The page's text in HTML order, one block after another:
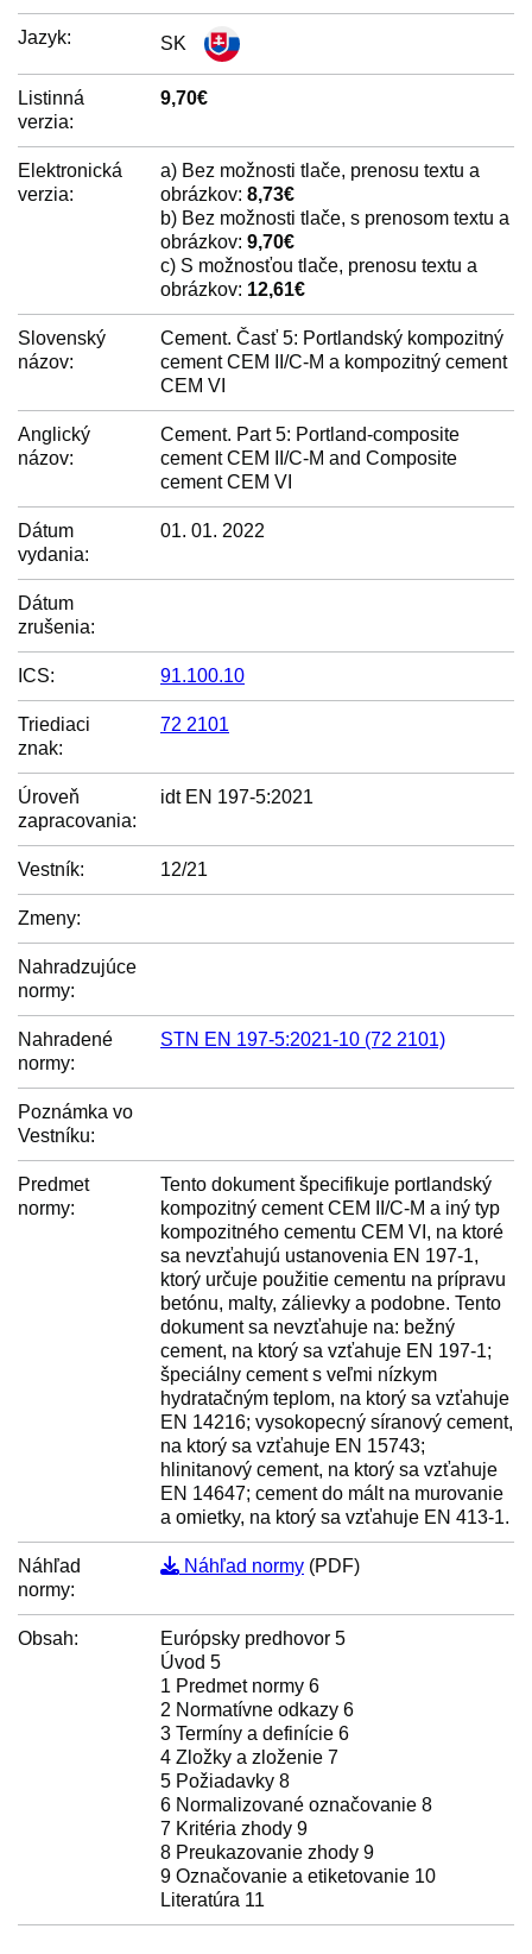
Jazyk: SK
Listinná
verzia:
9,70€
Elektronická
verzia:
a) Bez možnosti tlače, prenosu textu a
obrázkov: 8,73€
b) Bez možnosti tlače, s prenosom textu a
obrázkov: 9,70€
c) S možnosťou tlače, prenosu textu a
obrázkov: 12,61€
Slovenský
názov:
Cement. Časť 5: Portlandský kompozitný
cement CEM II/C-M a kompozitný cement
CEM VI
Anglický
názov:
Cement. Part 5: Portland-composite
cement CEM II/C-M and Composite
cement CEM VI
Dátum
vydania:
01. 01. 2022
Dátum
zrušenia:
ICS: 91.100.10
Triediaci
znak:
72 2101
Úroveň
zapracovania:
idt EN 197-5:2021
Vestník: 12/21
Zmeny:
Nahradzujúce
normy:
Nahradené
normy:
STN EN 197-5:2021-10 (72 2101)
Poznámka vo
Vestníku:
Predmet
normy:
Tento dokument špecifikuje portlandský
kompozitný cement CEM II/C-M a iný typ
kompozitného cementu CEM VI, na ktoré
sa nevzťahujú ustanovenia EN 197-1,
ktorý určuje použitie cementu na prípravu
betónu, malty, zálievky a podobne. Tento
dokument sa nevzťahuje na: bežný
cement, na ktorý sa vzťahuje EN 197-1;
špeciálny cement s veľmi nízkym
hydratačným teplom, na ktorý sa vzťahuje
EN 14216; vysokopecný síranový cement,
na ktorý sa vzťahuje EN 15743;
hlinitanový cement, na ktorý sa vzťahuje
EN 14647; cement do mált na murovanie
a omietky, na ktorý sa vzťahuje EN 413-1.
Náhľad
normy:
Náhľad normy (PDF)
Obsah:
Európsky predhovor 5
Úvod 5
1 Predmet normy 6
2 Normatívne odkazy 6
3 Termíny a definície 6
4 Zložky a zloženie 7
5 Požiadavky 8
6 Normalizované označovanie 8
7 Kritéria zhody 9
8 Preukazovanie zhody 9
9 Označovanie a etiketovanie 10
Literatúra 11